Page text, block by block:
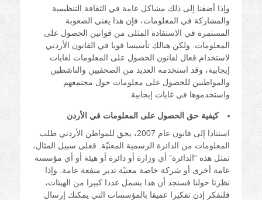
وإذا أضفنا إلى ذلك مشاكل عامة في الثقافة التنظيمية
والمشاركة في المعلومات، فإن هذا يعني الصعوبة
المستمرة في الاستفادة المثلى من قوانين الحصول على
المعلومات. ولكن هنالك تأسيسا قويا في القانون الأردني
لاستخدام فعال لقانون الحصول على المعلومات لغايات
إيجابية، وقد استخدمه العديد من الصحفيين والناشطين
والمواطنين للحصول على معلومات حول مجتمعهم
واستخدموها في غايات إيجابية.
كيفية حق الحصول على المعلومات في الأردن
استنادا إلى قانون عام 2007، يحق للمواطن الأردني طلب
المعلومات من الدائرة الرسمية المعنيّة. فعلى سبيل المثال،
تمثل هذه “الدائرة” أي وزارة أو دائرة أو هيئة أو أي مؤسسة
عامة أخرى أو شركة خاصة معنيّة تدير منفعة عامة. وإذا
نظرنا حولنا فسنجد أن هذا يشمل عددا كبيرا من الهيئات،
فلنفكر إذن تفكيرا عميقا بالمؤسسات التي يمكنك إرسال